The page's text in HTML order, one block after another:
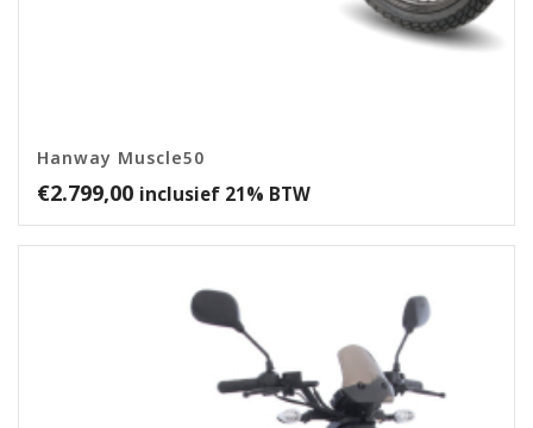
Hanway Muscle50
€2.799,00 inclusief 21% BTW